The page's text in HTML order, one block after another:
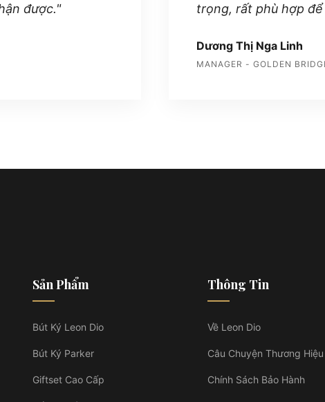
được."
trọng, rất phù hợp
Dương Thị Nga Linh
MANAGER - GOLDEN
Sản Phẩm
Bút Ký Leon Dio
Bút Ký Parker
Giftset Cao Cấp
Thông Tin
Về Leon Dio
Câu Chuyện Thương Hiệu
Chính Sách Bảo Hành